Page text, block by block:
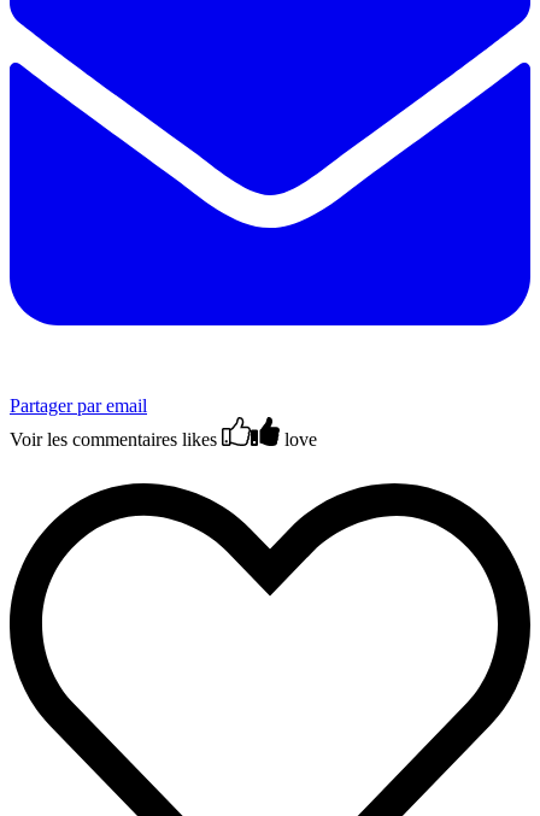
Partager par email
Voir les commentaires likes love